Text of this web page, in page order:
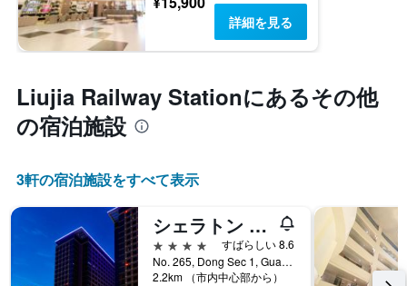
詳細を見る
Liujia Railway Station​にあるその他
の宿泊施設
3​軒の宿泊施設をすべて表示
シェラトン 新竹 ホテル
4つ星
すばらしい 8.6
No. 265, Dong Sec 1, Guangming 6th Rd, 竹北市, 台湾
2.2km （市内中心部から）